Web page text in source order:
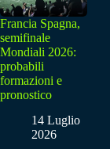
Francia Spagna,
semifinale
Mondiali 2026:
probabili
formazioni e
pronostico
14 Luglio
2026